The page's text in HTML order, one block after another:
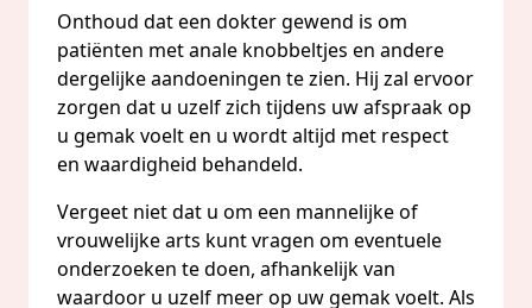
Onthoud dat een dokter gewend is om
patiënten met anale knobbeltjes en andere
dergelijke aandoeningen te zien. Hij zal ervoor
zorgen dat u uzelf zich tijdens uw afspraak op
u gemak voelt en u wordt altijd met respect
en waardigheid behandeld.
Vergeet niet dat u om een mannelijke of
vrouwelijke arts kunt vragen om eventuele
onderzoeken te doen, afhankelijk van
waardoor u uzelf meer op uw gemak voelt. Als